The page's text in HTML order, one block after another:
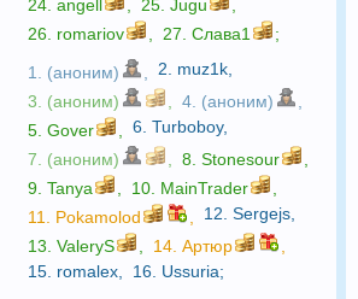
24. angell 25. Jugu
26. romariov 27. Слава1
;
1. (аноним) 2. muz1k
3. (аноним)
4. (аноним)
5. Gover 6. Turboboy,
7. (аноним)
8. Stonesour
9. Tanya 10. MainTrader
11. Pokamolod 12. Sergejs
13. ValeryS 14. Артюр
15. romalex 16. Ussuria;